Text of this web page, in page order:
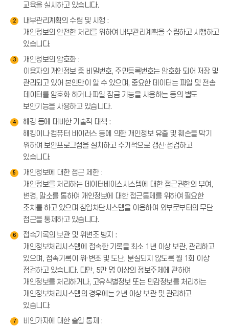
교육을 실시하고 있습니다.
2
내부관리계획의 수립 및 시행 :
개인정보의 안전한 처리를 위하여 내부관리계획을 수립하고 시행하고
있습니다.
3
개인정보의 암호화 :
이용자의 개인정보 중 비밀번호, 주민등록번호는 암호화 되어 저장 및
관리되고 있어 본인만이 알 수 있으며, 중요한 데이터는 파일 및 전송
데이터를 암호화 하거나 파일 잠금 기능을 사용하는 등의 별도
보안기능을 사용하고 있습니다.
4
해킹 등에 대비한 기술적 대책 :
해킹이나 컴퓨터 바이러스 등에 의한 개인정보 유출 및 훼손을 막기
위하여 보안프로그램을 설치하고 주기적으로 갱신·점검하고
있습니다.
5
개인정보에 대한 접근 제한 :
개인정보를 처리하는 데이터베이스시스템에 대한 접근권한의 부여,
변경, 말소를 통하여 개인정보에 대한 접근통제를 위하여 필요한
조치를 하고 있으며 침입차단시스템을 이용하여 외부로부터의 무단
접근을 통제하고 있습니다.
6
접속기록의 보관 및 위변조 방지 :
개인정보처리시스템에 접속한 기록을 최소 1년 이상 보관, 관리하고
있으며, 접속기록이 위·변조 및 도난, 분실되지 않도록 월 1회 이상
점검하고 있습니다. 다만, 5만 명 이상의 정보주체에 관하여
개인정보를 처리하거나, 고유식별정보 또는 민감정보를 처리하는
개인정보처리시스템의 경우에는 2년 이상 보관 및 관리하고
있습니다.
7
비인가자에 대한 출입 통제 :